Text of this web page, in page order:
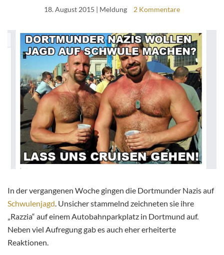
18. August 2015 | Meldung 2 Kommentare
In der vergangenen Woche gingen die Dortmunder Nazis auf
Schwulenjagd . Unsicher stammelnd zeichneten sie ihre
„Razzia“ auf einem Autobahnparkplatz in Dortmund auf.
Neben viel Aufregung gab es auch eher erheiterte
Reaktionen.